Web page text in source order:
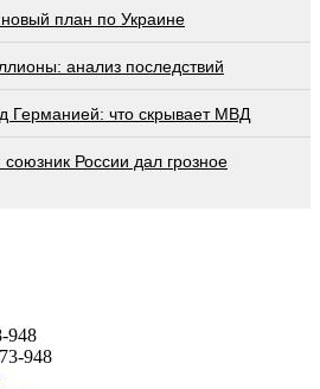
план по Украине
анализ последствий
Германией: что скрывает МВД
союзник России дал грозное
948
948